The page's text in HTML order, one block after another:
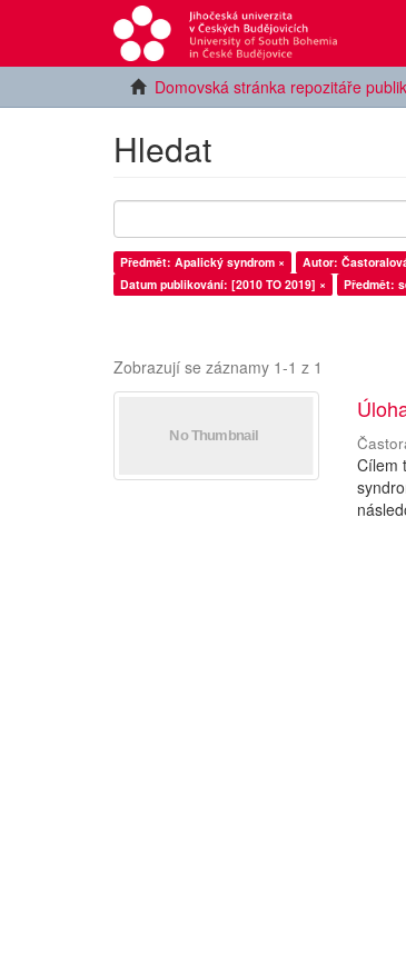
Domovská stránka repozitáře
Hledat
Předmět: Apalický syndrom × Autor:
Datum publikování: [2010 TO 2019] ×
Předmět:
Zobrazují se záznamy 1-1 z 1
Cílem